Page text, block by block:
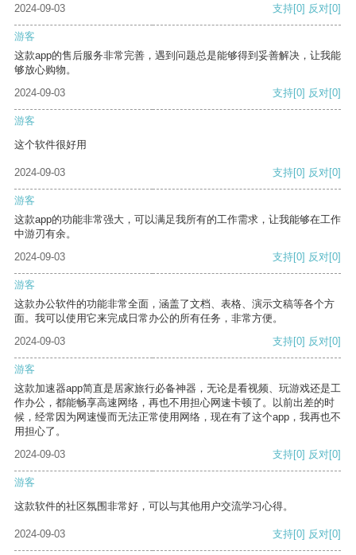
2024-09-03 支持[0] 反对[0]
游客
这款app的售后服务非常完善，遇到问题总是能够得到妥善解决，让我能
够放心购物。
2024-09-03
支持[0] 反对[0]
游客
这个软件很好用
2024-09-03 支持[0] 反对[0]
游客
这款app的功能非常强大，可以满足我所有的工作需求，让我能够在工作
中游刃有余。
2024-09-03
支持[0] 反对[0]
游客
这款办公软件的功能非常全面，涵盖了文档、表格、演示文稿等各个方
面。我可以使用它来完成日常办公的所有任务，非常方便。
2024-09-03
支持[0] 反对[0]
游客
这款加速器app简直是居家旅行必备神器，无论是看视频、玩游戏还是工
作办公，都能畅享高速网络，再也不用担心网速卡顿了。以前出差的时
候，经常因为网速慢而无法正常使用网络，现在有了这个app，我再也不
用担心了。
2024-09-03
支持[0] 反对[0]
游客
这款软件的社区氛围非常好，可以与其他用户交流学习心得。
2024-09-03 支持[0] 反对[0]